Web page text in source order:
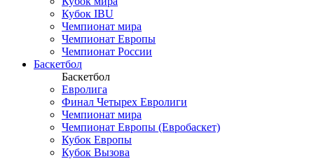
Кубок IBU
Чемпионат мира
Чемпионат Европы
Чемпионат России
Баскетбол
Баскетбол
Евролига
Финал Четырех Евролиги
Чемпионат мира
Чемпионат Европы (Евробаскет)
Кубок Европы
Кубок Вызова